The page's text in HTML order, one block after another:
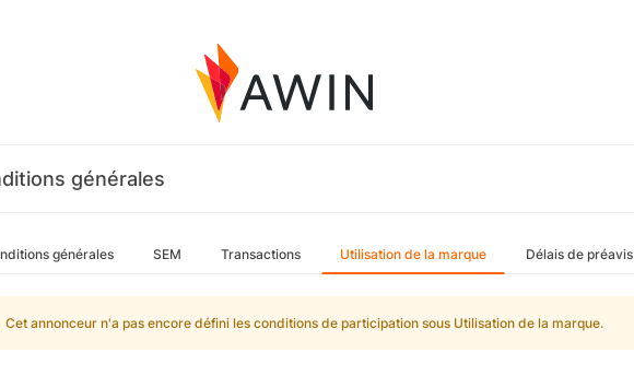
générales
générales SEM Transactions Utilisation de la marque Délais de préavis
Cet annonceur n'a pas encore défini les conditions de participation sous Utilisation de la marque.